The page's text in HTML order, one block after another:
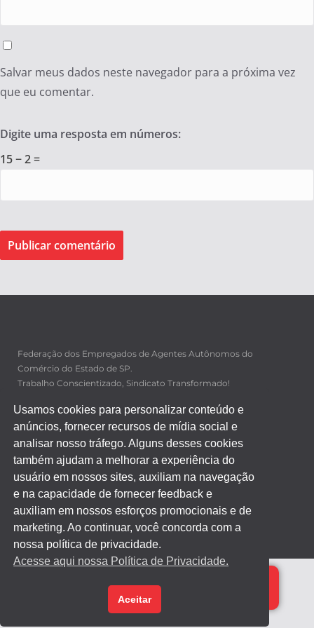
Salvar meus dados neste navegador para a próxima vez
que eu comentar.
Digite uma resposta em números:
15 − 2 =
Federação dos Empregados de Agentes Autônomos do
Comércio do Estado de SP.
Trabalho Conscientizado, Sindicato Transformado!
Vila Mariana – CEP: 04107-001
Sao Paulo – Sao Paulo
Tel/Fax: (11) 5085-4142
MAPA DO SITE
FALE CONOSCO
Desenvolvido por Direta Sistemas /Designed by Freepik
Usamos cookies para personalizar conteúdo e
anúncios, fornecer recursos de mídia social e
analisar nosso tráfego. Alguns desses cookies
também ajudam a melhorar a experiência do
usuário em nossos sites, auxiliam na navegação
e na capacidade de fornecer feedback e
auxiliam em nossos esforços promocionais e de
marketing. Ao continuar, você concorda com a
nossa política de privacidade.
Acesse aqui nossa Política de Privacidade.
Aceitar